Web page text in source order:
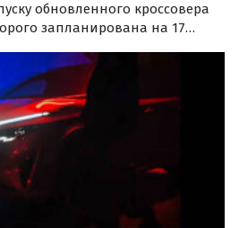
обновленного кроссовера
запланирована на 17
призванный